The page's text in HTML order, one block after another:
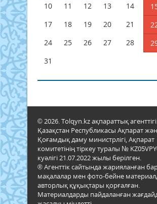
10
11 12 13 14
17
18 19 20 21
24
25 26 27 28
31
© 2026. Tolqyn.kz ақпараттық агенттігі.
Қазақстан Республикасы Ақпарат
Қоғамдық даму министрлігі, Ақпарат
комитетінің тіркеу туралы №
куәлігі 21.07.2022 жылы берілген.
® Агенттік сайтында жарияланған
мақалалар мен фото-бейне
авторлық құқықтары қорғалған.
Материалдарды пайдаланған